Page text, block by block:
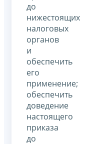
до
нижестоящих
налоговых
органов
и
обеспечить
его
применение;
обеспечить
доведение
настоящего
приказа
до